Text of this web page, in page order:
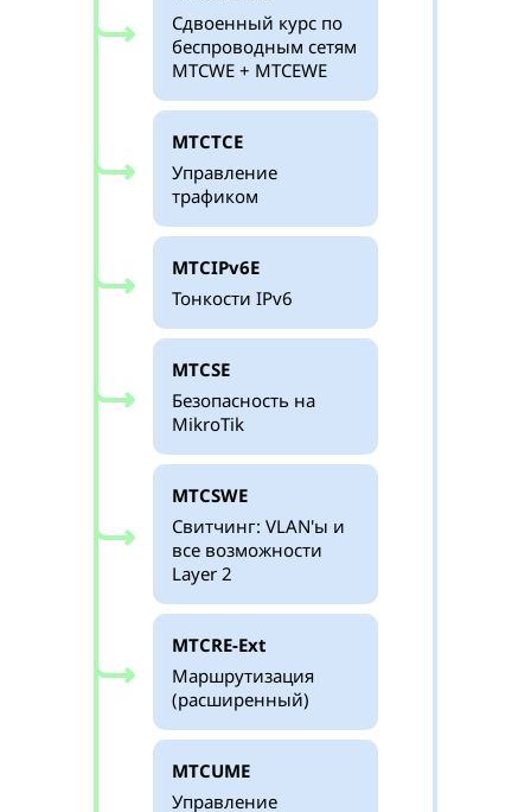
Сдвоенный курс по
беспроводным сетям
MTCWE + MTCEWE
MTCTCE
Управление
трафиком
MTCIPv6E
Тонкости IPv6
MTCSE
Безопасность на
MikroTik
MTCSWE
Свитчинг: VLAN'ы и
все возможности
Layer 2
MTCRE-Ext
Маршрутизация
(расширенный)
MTCUME
Управление